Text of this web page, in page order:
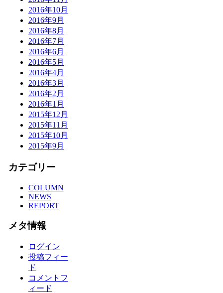
2016年10月
2016年9月
2016年8月
2016年7月
2016年6月
2016年5月
2016年4月
2016年3月
2016年2月
2016年1月
2015年12月
2015年11月
2015年10月
2015年9月
カテゴリー
COLUMN
NEWS
REPORT
メタ情報
ログイン
投稿フィー
ド
コメントフ
ィード